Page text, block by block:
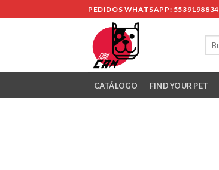
to
PEDIDOS WHATSAPP: 5539198834
CATÁLOGO FIND YOUR PET